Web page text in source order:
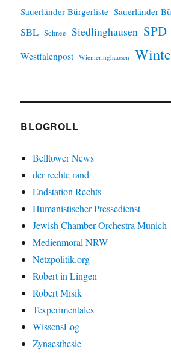
Sauerländer Bürgerliste Sauerländer
SBL Schnee Siedlinghausen SPD
Westfalenpost Wiemeringhausen
BLOGROLL
Belltower News
der rechte rand
Endstation Rechts
Humanistischer Pressedienst
Jewish Chamber Orchestra Munich
Medienmoral NRW
Netzpolitik.org
Robert in Lingen
Robert Misik
Texperimentales
WissensLog
Zynaesthesie